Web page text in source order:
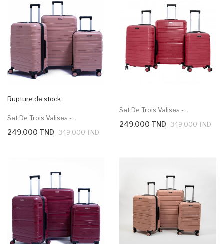
Rupture de stock
Set De Trois Valises -...
249,000 TND 349,000 TND
Set De Trois Valises -...
249,000 TND 349,000 TND